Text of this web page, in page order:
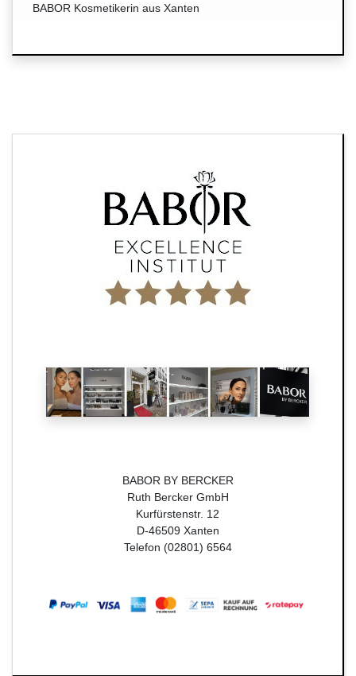
BABOR Kosmetikerin aus Xanten
BABOR BY BERCKER
Ruth Bercker GmbH
Kurfürstenstr. 12
D-46509 Xanten
Telefon (02801) 6564